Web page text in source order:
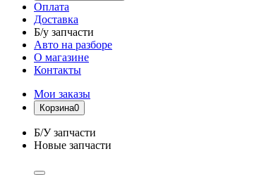
Оплата
Доставка
Б/у запчасти
Авто на разборе
О магазине
Контакты
Мои заказы
Корзина0
Б/У запчасти
Новые запчасти